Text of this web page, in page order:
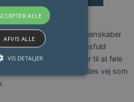
yin yogaens livsvitale egenskaber
En livsglæde og omsorgsfuld
evne til at få mennesker til at føle
for Kristine og hendes vej som
ALLE
AFVIS ALLE
VIS DETALJER